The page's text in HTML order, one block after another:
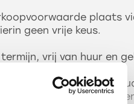
plaats
geen vrije keus.
vrij van huur en
een zogenaamde
hierover meer